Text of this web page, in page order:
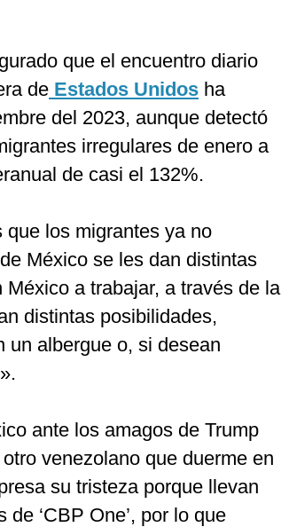
que el encuentro diario
de Estados Unidos ha
del 2023, aunque detectó
irregulares de enero a
de casi el 132%.
los migrantes ya no
México se les dan distintas
a trabajar, a través de la
distintas posibilidades,
un albergue o, si desean
ante los amagos de Trump
venezolano que duerme en
su tristeza porque llevan
‘CBP One’, por lo que